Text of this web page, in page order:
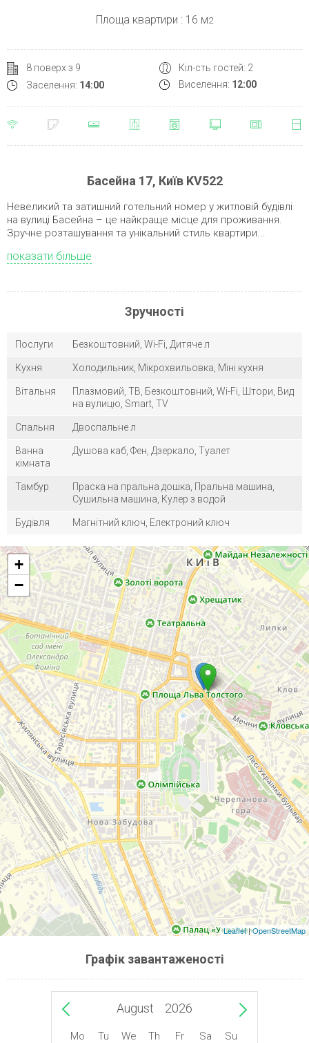
Площа квартири : 16 м2
8 поверх з 9
Заселення: 14:00
Кіл-сть гостей: 2
Виселення: 12:00
Басейна 17, Київ KV522
Невеликий та затишний готельний номер у житловій будівлі
на вулиці Басейна – це найкраще місце для проживання.
Зручне розташування та унікальний стиль квартири...
показати більше
Зручності
Послуги Безкоштовний, Wi-Fi, Дитяче л
Кухня Холодильник, Мікрохвильовка, Міні кухня
Вітальня
Плазмовий, ТВ, Безкоштовний, Wi-Fi, Штори, Вид
на вулицю, Smart, TV
Спальня Двоспальне л
Ванна
кімната
Душова каб, Фен, Дзеркало, Туалет
Тамбур
Праска на пральна дошка, Пральна машина,
Сушильна машина, Кулер з водой
Будівля Магнітний ключ, Електроний ключ
+
−
Leaflet|OpenStreetMap
Графік завантаженості
August 2026
Mo Tu We Th Fr Sa Su